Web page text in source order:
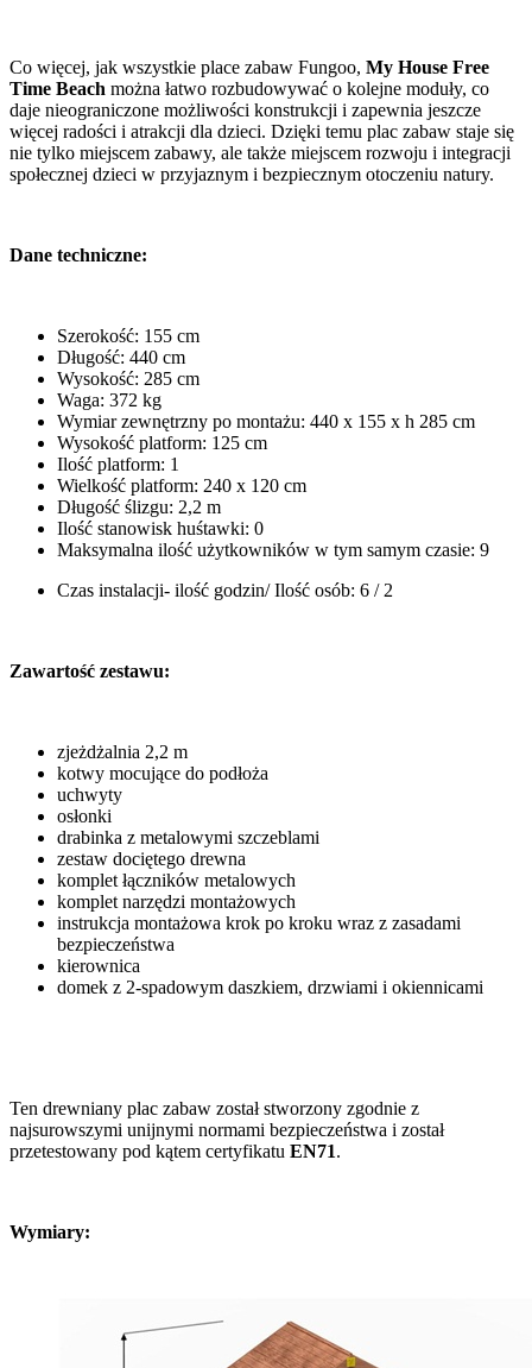
Co więcej, jak wszystkie place zabaw Fungoo, My House Free
Time Beach można łatwo rozbudowywać o kolejne moduły, co
daje nieograniczone możliwości konstrukcji i zapewnia jeszcze
więcej radości i atrakcji dla dzieci. Dzięki temu plac zabaw staje się
nie tylko miejscem zabawy, ale także miejscem rozwoju i integracji
społecznej dzieci w przyjaznym i bezpiecznym otoczeniu natury.
Dane techniczne:
Szerokość: 155 cm
Długość: 440 cm
Wysokość: 285 cm
Waga: 372 kg
Wymiar zewnętrzny po montażu: 440 x 155 x h 285 cm
Wysokość platform: 125 cm
Ilość platform: 1
Wielkość platform: 240 x 120 cm
Długość ślizgu: 2,2 m
Ilość stanowisk huśtawki: 0
Maksymalna ilość użytkowników w tym samym czasie: 9
Czas instalacji- ilość godzin/ Ilość osób: 6 / 2
Zawartość zestawu:
zjeżdżalnia 2,2 m
kotwy mocujące do podłoża
uchwyty
osłonki
drabinka z metalowymi szczeblami
zestaw dociętego drewna
komplet łączników metalowych
komplet narzędzi montażowych
instrukcja montażowa krok po kroku wraz z zasadami
bezpieczeństwa
kierownica
domek z 2-spadowym daszkiem, drzwiami i okiennicami
Ten drewniany plac zabaw został stworzony zgodnie z
najsurowszymi unijnymi normami bezpieczeństwa i został
przetestowany pod kątem certyfikatu EN71.
Wymiary: